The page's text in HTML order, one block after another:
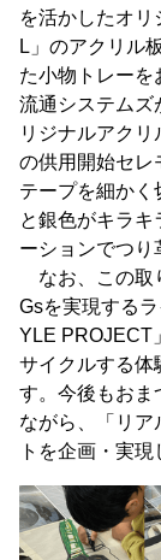
を活かしたオ
L」のアクリル
た小物トレーを
流通システムズ
リジナルアク
の供用開始セレ
テープを細かく
と銀色がキラ
ーションでつり
なお、この取
Gsを実現する
YLE PROJECT
サイクルする体
す。今後もおま
ながら、「リア
トを企画・実現